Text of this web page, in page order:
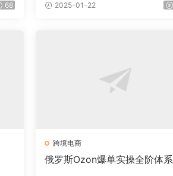
68 2025-01-22
跨境电商
俄罗斯Ozon爆单实操全阶体